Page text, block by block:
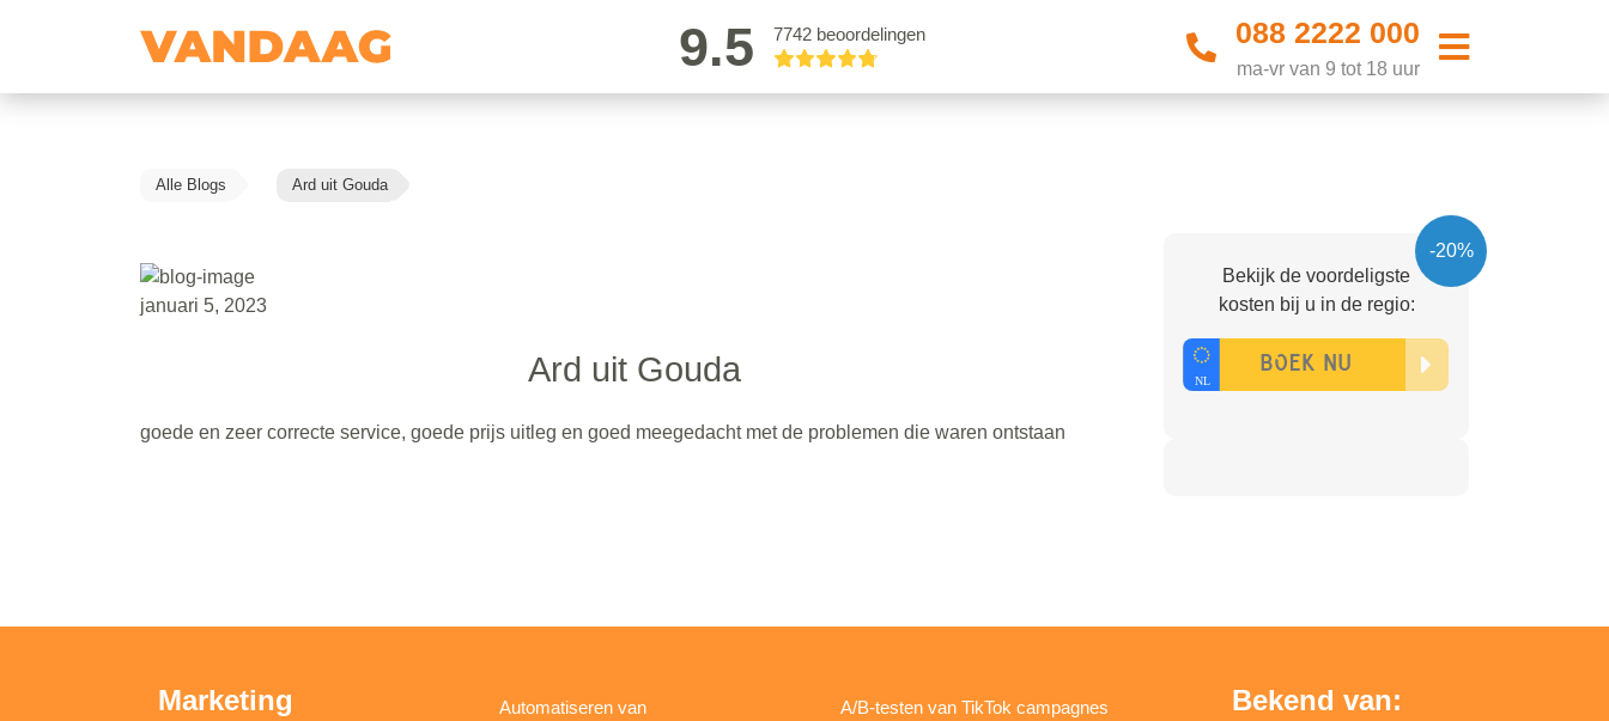
9.5 7742 beoordelingen 088 2222 000
ma-vr van 9 tot 18 uur
Alle Blogs Ard uit Gouda
januari 5, 2023
Ard uit Gouda
goede en zeer correcte service, goede prijs uitleg en goed meegedacht met de problemen die waren ontstaan
-20%
Bekijk de voordeligste
kosten bij u in de regio:
Marketing
Automatiseren van
A/B-testen van TikTok campagnes
Bekend van: